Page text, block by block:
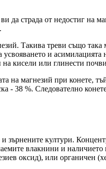
да страда от недостиг на
Такива треви също
и
кисели или глинести
на магнезий при конете,
- 38 %. Следователно
зърнените култури.
влакнини и
оксид), или органичен